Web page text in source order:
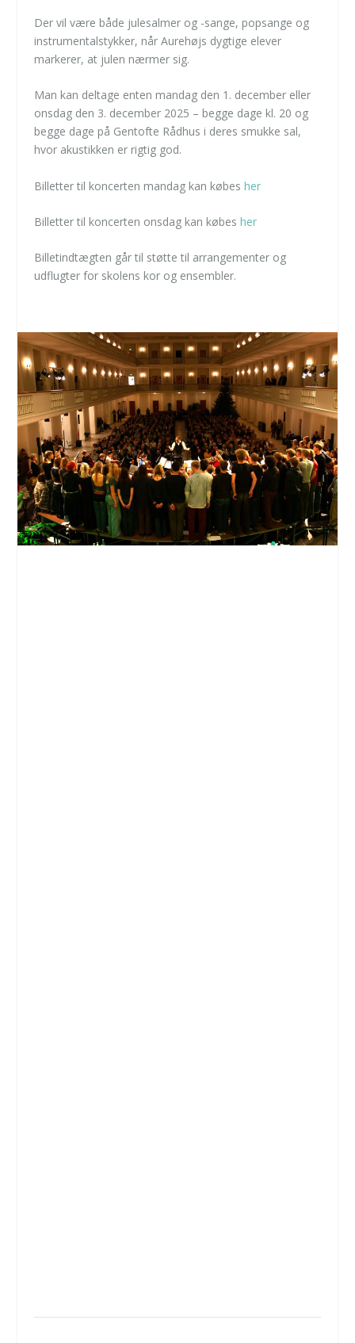
Der vil være både julesalmer og -sange, popsange og
instrumentalstykker, når Aurehøjs dygtige elever
markerer, at julen nærmer sig.
Man kan deltage enten mandag den 1. december eller
onsdag den 3. december 2025 – begge dage kl. 20 og
begge dage på Gentofte Rådhus i deres smukke sal,
hvor akustikken er rigtig god.
Billetter til koncerten mandag kan købes her
Billetter til koncerten onsdag kan købes her
Billetindtægten går til støtte til arrangementer og
udflugter for skolens kor og ensembler.